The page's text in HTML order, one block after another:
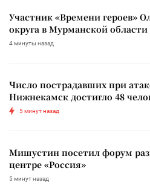
Участник «Времени героев»
округа в Мурманской области
4 минуты назад
Число пострадавших при
Нижнекамск достигло 48
5 минут назад
Мишустин посетил форум
центре «Россия»
5 минут назад